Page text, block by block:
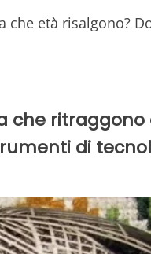
che età risalgono?
che ritraggono
di